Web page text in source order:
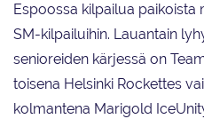
Espoossa kilpailua paikoista
SM-kilpailuihin. Lauantain
senioreiden kärjessä on
toisena Helsinki Rockettes
kolmantena Marigold